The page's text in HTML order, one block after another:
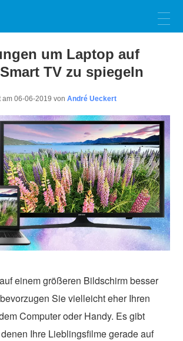
um Laptop auf
TV zu spiegeln
am06-06-2019 vonAndré Ueckert
einem größeren Bildschirm besser
Sie vielleicht eher Ihren
Computer oder Handy. Es gibt
Ihre Lieblingsfilme gerade auf